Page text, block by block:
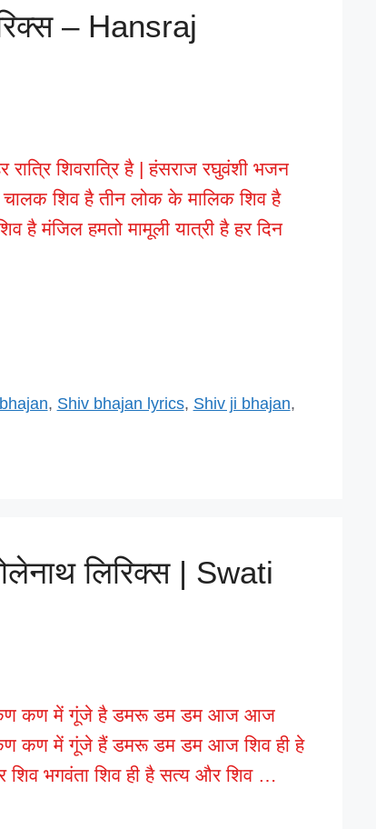
– Hansraj
शिवरात्रि है | हंसराज रघुवंशी भजन
शिव है तीन लोक के मालिक शिव है
है मंजिल हमतो मामूली यात्री है हर दिन
, Shiv bhajan lyrics, Shiv ji bhajan,
लिरिक्स | Swati
कण कण में गूंजे है डमरू डम डम आज आज
कण कण में गूंजे हैं डमरू डम डम आज शिव ही हे
शिव भगवंता शिव ही है सत्य और शिव …